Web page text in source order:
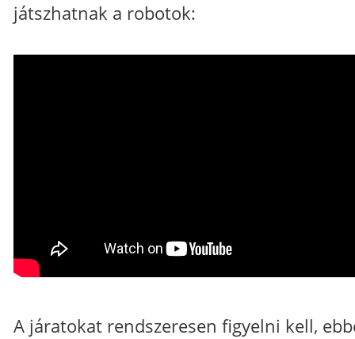
játszhatnak a robotok:
A járatokat rendszeresen figyelni kell,